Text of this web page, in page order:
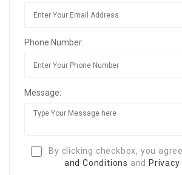
Phone Number:
Message:
By clicking checkbox, you
and Conditions and Privacy